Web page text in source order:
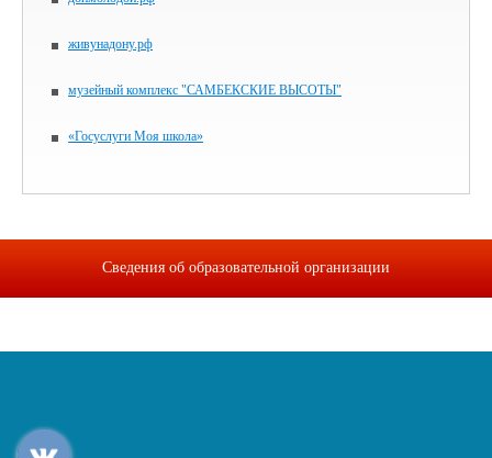
живунадону.рф
музейный комплекс "САМБЕКСКИЕ ВЫСОТЫ"
«Госуслуги Моя школа»
Сведения об образовательной организации